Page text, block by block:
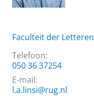
Faculteit der Letteren
Telefoon:
050 36 37254
E-mail:
l.a.linsi@rug.nl